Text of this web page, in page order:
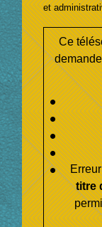
et
Ce
titre